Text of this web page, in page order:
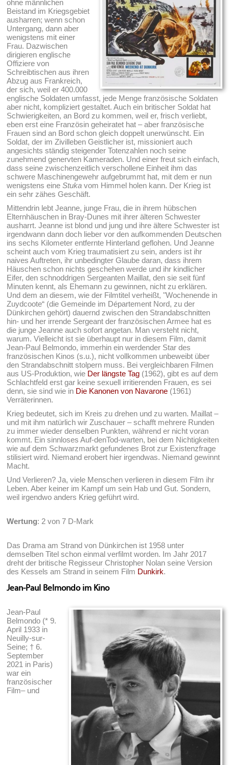
ohne männlichen
Beistand im Kriegsgebiet
ausharren; wenn schon
Untergang, dann aber
wenigstens mit einer
Frau. Dazwischen
dirigieren englische
Offiziere von
Schreibtischen aus ihren
Abzug aus Frankreich,
der sich, weil er 400.000
englische Soldaten umfasst, jede Menge französische Soldaten
aber nicht, kompliziert gestaltet. Auch ein britischer Soldat hat
Schwierigkeiten, an Bord zu kommen, weil er, frisch verliebt,
eben erst eine Französin geheiratet hat – aber französische
Frauen sind an Bord schon gleich doppelt unerwünscht. Ein
Soldat, der im Zivilleben Geistlicher ist, missioniert auch
angesichts ständig steigender Totenzahlen noch seine
zunehmend genervten Kameraden. Und einer freut sich einfach,
dass seine zwischenzeitlich verschollene Einheit ihm das
schwere Maschinengewehr aufgebrummt hat, mit dem er nun
wenigstens eineStuka vom Himmel holen kann. Der Krieg ist
ein sehr zähes Geschäft.
Mittendrin lebt Jeanne, junge Frau, die in ihrem hübschen
Elternhäuschen in Bray-Dunes mit ihrer älteren Schwester
ausharrt. Jeanne ist blond und jung und ihre ältere Schwester ist
irgendwann dann doch lieber vor den aufkommenden Deutschen
ins sechs Kilometer entfernte Hinterland geflohen. Und Jeanne
scheint auch vom Krieg traumatisiert zu sein, anders ist ihr
naives Auftreten, ihr unbedingter Glaube daran, dass ihrem
Häuschen schon nichts geschehen werde und ihr kindlicher
Eifer, den schnoddrigen Sergeanten Maillat, den sie seit fünf
Minuten kennt, als Ehemann zu gewinnen, nicht zu erklären.
Und dem an diesem, wie der Filmtitel verheißt, "Wochenende in
Zuydcoote“ (die Gemeinde im Département Nord, zu der
Dünkirchen gehört) dauernd zwischen den Strandabschnitten
hin- und her irrende Sergeant der französischen Armee hat es
die junge Jeanne auch sofort angetan. Man versteht nicht,
warum. Vielleicht ist sie überhaupt nur in diesem Film, damit
Jean-Paul Belmondo, immerhin ein werdender Star des
französischen Kinos (s.u.), nicht vollkommen unbeweibt über
den Strandabschnitt stolpern muss. Bei vergleichbaren Filmen
aus US-Produktion, wie Der längste Tag (1962), gibt es auf dem
Schlachtfeld erst gar keine sexuell irritierenden Frauen, es sei
denn, sie sind wie in Die Kanonen von Navarone (1961)
Verräterinnen.
Krieg bedeutet, sich im Kreis zu drehen und zu warten. Maillat –
und mit ihm natürlich wir Zuschauer – schafft mehrere Runden
zu immer wieder denselben Punkten, während er nicht voran
kommt. Ein sinnloses Auf-denTod-warten, bei dem Nichtigkeiten
wie auf dem Schwarzmarkt gefundenes Brot zur Existenzfrage
stilisiert wird. Niemand erobert hier irgendwas. Niemand gewinnt
Macht.
Und Verlieren? Ja, viele Menschen verlieren in diesem Film ihr
Leben. Aber keiner im Kampf um sein Hab und Gut. Sondern,
weil irgendwo anders Krieg geführt wird.
Wertung: 2 von 7 D-Mark
Das Drama am Strand von Dünkirchen ist 1958 unter
demselben Titel schon einmal verfilmt worden. Im Jahr 2017
dreht der britische Regisseur Christopher Nolan seine Version
des Kessels am Strand in seinem Film Dunkirk.
Jean-Paul Belmondo im Kino
Jean-Paul
Belmondo (* 9.
April 1933 in
Neuilly-sur-
Seine; † 6.
September
2021 in Paris)
war ein
französischer
Film– und